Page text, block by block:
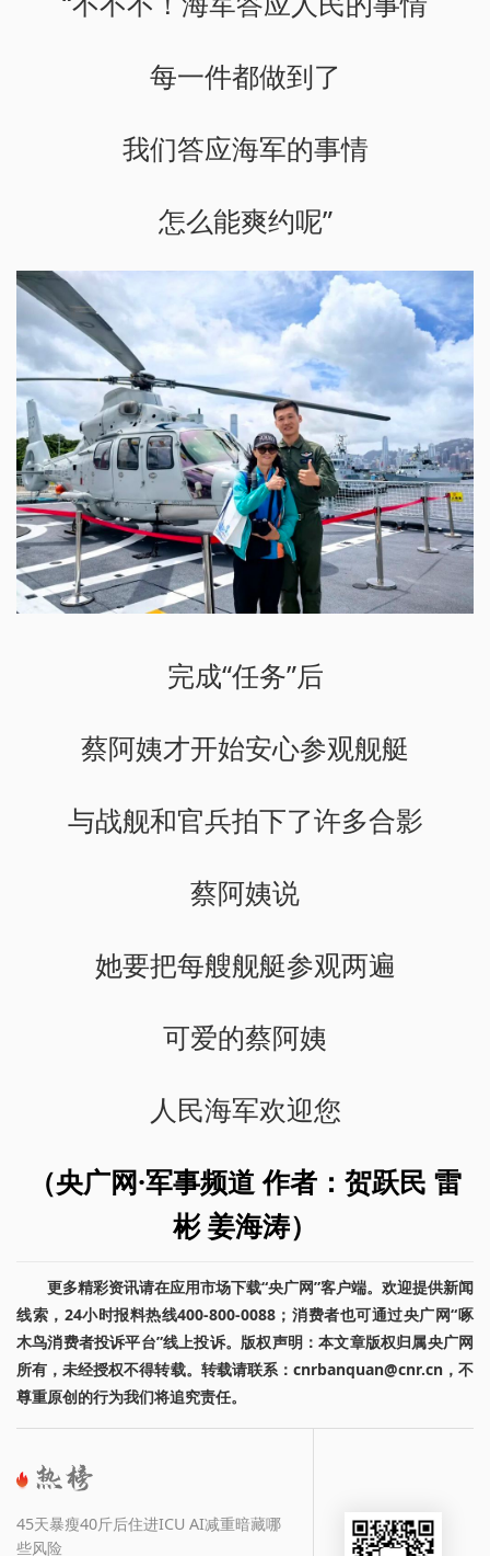
每一件都做到了
我们答应海军的事情
怎么能爽约呢”
完成“任务”后
蔡阿姨才开始安心参观舰艇
与战舰和官兵拍下了许多合影
蔡阿姨说
她要把每艘舰艇参观两遍
可爱的蔡阿姨
人民海军欢迎您
（央广网·军事频道 作者：贺跃民 雷
彬 姜海涛）
更多精彩资讯请在应用市场下载“央广网”客户端。欢迎提供新闻
线索，24小时报料热线400-800-0088；消费者也可通过央广网“啄
木鸟消费者投诉平台”线上投诉。版权声明：本文章版权归属央广网
所有，未经授权不得转载。转载请联系：cnrbanquan@cnr.cn，不
尊重原创的行为我们将追究责任。
45天暴瘦40斤后住进ICU AI减重暗藏哪
些风险